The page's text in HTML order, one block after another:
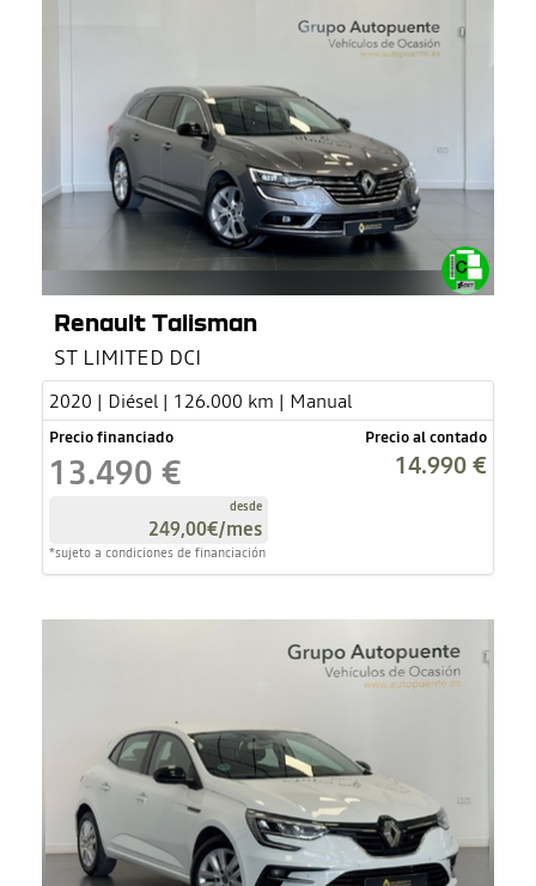
Renault Talisman
ST LIMITED DCI
2020 | Diésel | 126.000 km | Manual
Precio financiado
13.490 €
desde
249,00€/mes
*sujeto a condiciones de financiación
Precio al contado
14.990 €